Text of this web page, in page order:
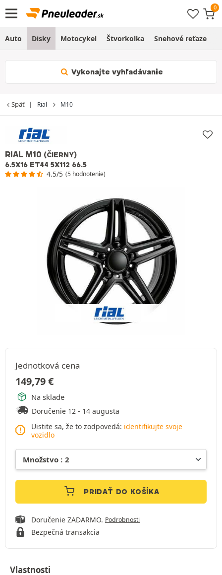
Auto Disky Motocykel Štvorkolka Snehové reťaze
Vykonajte vyhľadávanie
Späť Rial M10
RIAL M10 (ČIERNY)
6.5X16 ET44 5X112 66.5
4.5/5 (5 hodnotenie)
Jednotková cena
149,79€
Na sklade
Doručenie 12 - 14 augusta
Uistite sa, že to zodpovedá: identifikujte svoje
vozidlo
PRIDAŤ DO KOŠÍKA
Doručenie ZADARMO. Podrobnosti
Bezpečná transakcia
Vlastnosti